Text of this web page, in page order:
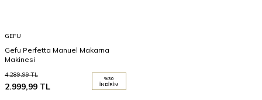
GEFU
Gefu Perfetta Manuel Makarna
Makinesi
4.289,99TL
2.999,99 TL
%30
İNDIRIM